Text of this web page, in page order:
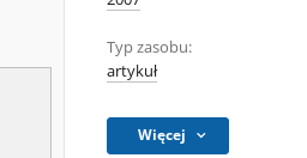
Typ zasobu:
artykuł
Więcej